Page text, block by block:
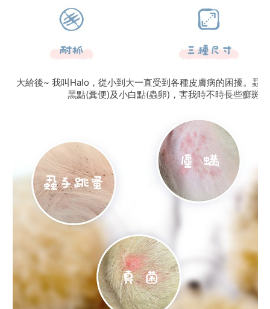
黑點(糞便)及小白點(蟲卵)，害我時不時長些癬斑